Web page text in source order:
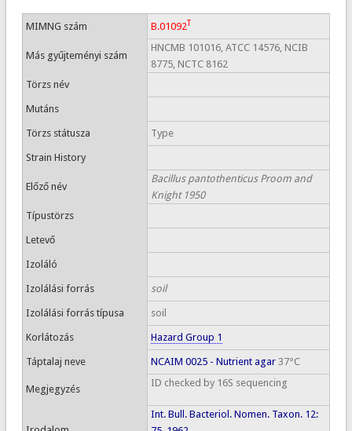
MIMNG szám B.01092T
Más gyűjteményi szám
HNCMB 101016, ATCC 14576, NCIB
8775, NCTC 8162
Törzs név
Mutáns
Törzs státusza Type
Strain History
Előző név
Bacillus pantothenticus Proom and
Knight 1950
Típustörzs
Letevő
Izoláló
Izolálási forrás soil
Izolálási forrás típusa soil
Korlátozás Hazard Group 1
Táptalaj neve NCAIM 0025 - Nutrient agar37°C
Megjegyzés
ID checked by 16S sequencing
Int. Bull. Bacteriol. Nomen. Taxon. 12: